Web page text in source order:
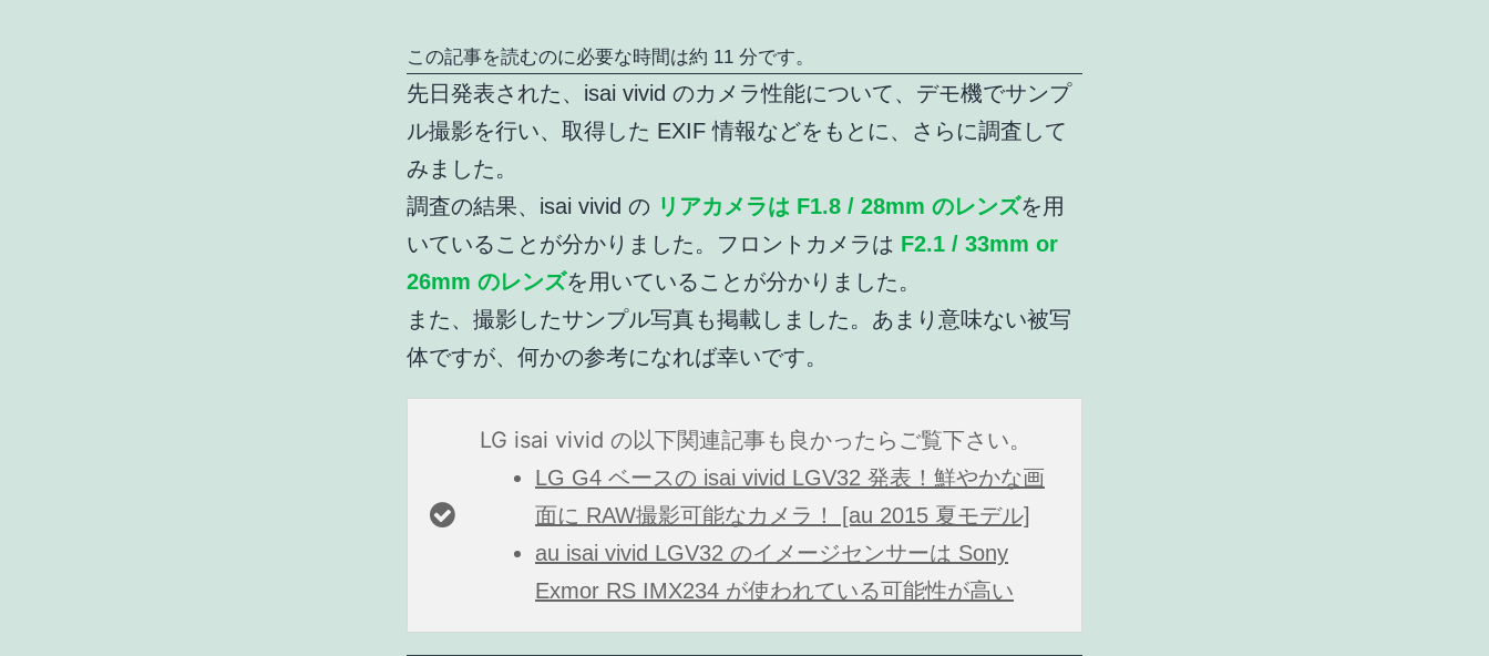
この記事を読むのに必要な時間は約 11 分です。
先日発表された、isai vivid のカメラ性能について、デモ機でサンプ
ル撮影を行い、取得した EXIF 情報などをもとに、さらに調査して
みました。
調査の結果、isai vivid の リアカメラは F1.8 / 28mm のレンズを用
いていることが分かりました。フロントカメラは F2.1 / 33mm or
26mm のレンズを用いていることが分かりました。
また、撮影したサンプル写真も掲載しました。あまり意味ない被写
体ですが、何かの参考になれば幸いです。
LG isai vivid の以下関連記事も良かったらご覧下さい。
LG G4 ベースの isai vivid LGV32 発表！鮮やかな画
面に RAW撮影可能なカメラ！ [au 2015 夏モデル]
au isai vivid LGV32 のイメージセンサーは Sony
Exmor RS IMX234 が使われている可能性が高い